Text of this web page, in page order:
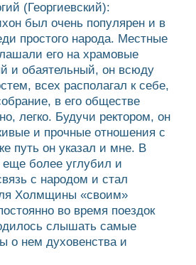
(Георгиевский):
был очень популярен и в
простого народа. Местные
его на храмовые
и обаятельный, он всюду
всех располагал к себе,
в его обществе
легко. Будучи ректором, он
и прочные отношения с
путь он указал и мне. В
еще более углубил и
с народом и стал
Холмщины «своим»
во время поездок
слышать самые
о нем духовенства и